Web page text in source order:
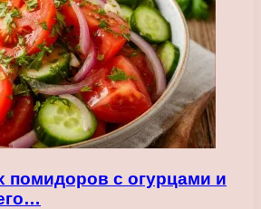
помидоров с огурцами и